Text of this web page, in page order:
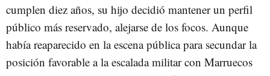
cumplen diez años, su hijo decidió mantener un perfil
público más reservado, alejarse de los focos. Aunque
había reaparecido en la escena pública para secundar la
posición favorable a la escalada militar con Marruecos